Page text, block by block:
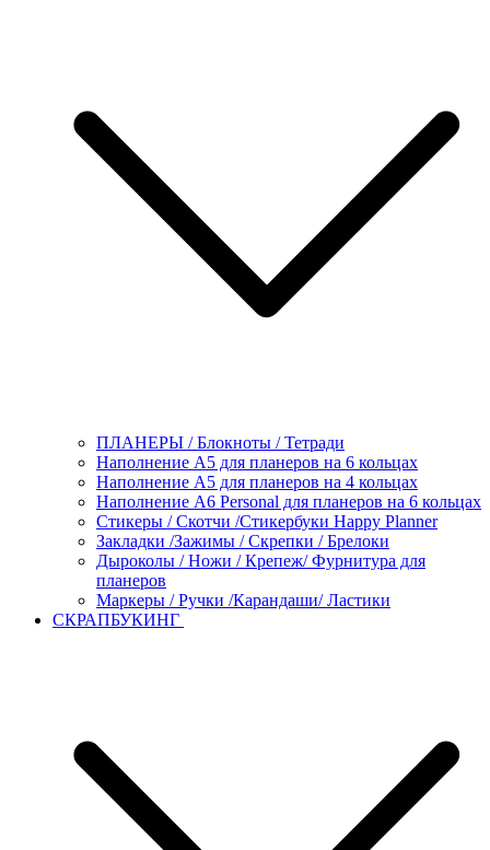
ПЛАНЕРЫ / Блокноты / Тетради
Наполнение А5 для планеров на 6 кольцах
Наполнение А5 для планеров на 4 кольцах
Наполнение А6 Personal для планеров на 6 кольцах
Стикеры / Скотчи /Стикербуки Happy Planner
Закладки /Зажимы / Скрепки / Брелоки
Дыроколы / Ножи / Крепеж/ Фурнитура для
планеров
Маркеры / Ручки /Карандаши/ Ластики
СКРАПБУКИНГ